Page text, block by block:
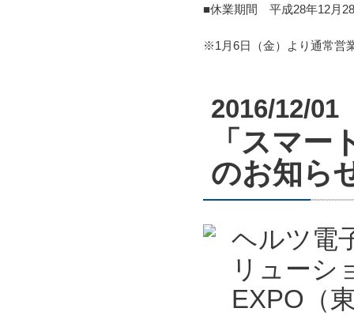
■休業期間 平成28年12月
※1月6日（金）より通常営
2016/12/01
「スマ
のお知ら
ヘルツ電
リューシ
EXPO（